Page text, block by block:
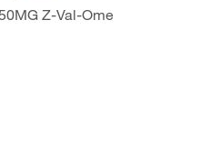
Z-Val-Ome